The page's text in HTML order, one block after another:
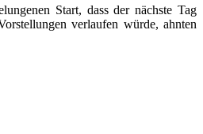
Start, dass der nächste Tag
verlaufen würde, ahnten